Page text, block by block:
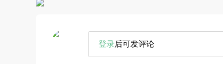
登录后可发评论